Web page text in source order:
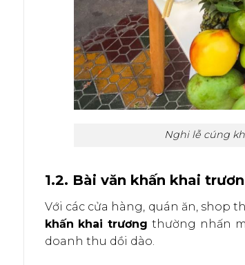
Nghi lễ cúng
1.2. Bài văn khấn khai
Với các cửa hàng, quán ăn, shop
khấn khai trương thường nhấn
doanh thu dồi dào.